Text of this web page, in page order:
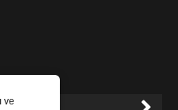
ve